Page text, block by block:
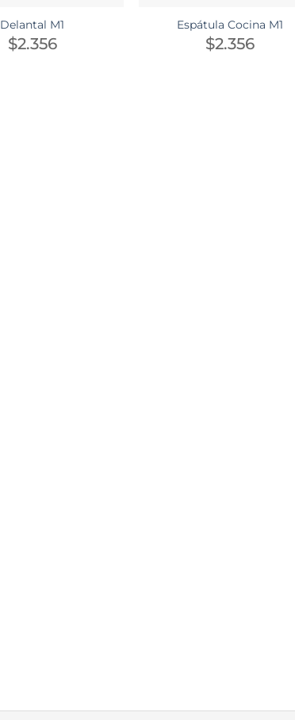
Delantal M1
$2.356
Espátula Cocina M1
$2.356